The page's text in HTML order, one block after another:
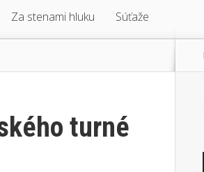
Za stenami hluku Súťaže
turné